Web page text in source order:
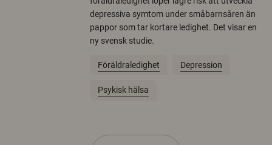
depressiva symtom under småbarnsåren än
pappor som tar kortare ledighet. Det visar en
ny svensk studie.
Föräldraledighet Depression
Psykisk hälsa